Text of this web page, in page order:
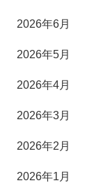
2026年6月
2026年5月
2026年4月
2026年3月
2026年2月
2026年1月